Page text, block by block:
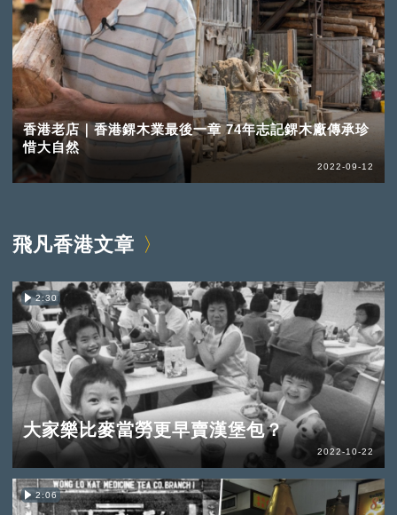
香港老店｜香港鎅木業最後一章 74年志記鎅木廠傳承珍
惜大自然
2022-09-12
飛凡香港文章
2:30
大家樂比麥當勞更早賣漢堡包？
2022-10-22
2:06